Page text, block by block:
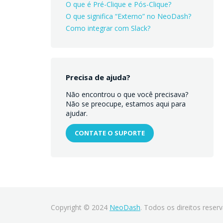
O que é Pré-Clique e Pós-Clique?
O que significa “Externo” no NeoDash?
Como integrar com Slack?
Precisa de ajuda?
Não encontrou o que você precisava?
Não se preocupe, estamos aqui para
ajudar.
CONTATE O SUPORTE
Copyright © 2024 NeoDash. Todos os direitos